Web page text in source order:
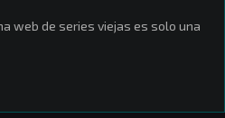
web de series viejas es solo una